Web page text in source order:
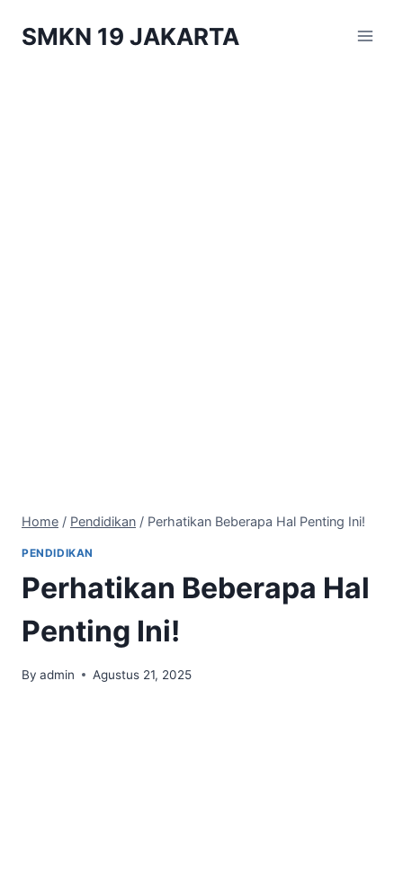
SMKN 19 JAKARTA
Home / Pendidikan / Perhatikan Beberapa Hal Penting Ini!
PENDIDIKAN
Perhatikan Beberapa Hal
Penting Ini!
By admin Agustus 21, 2025